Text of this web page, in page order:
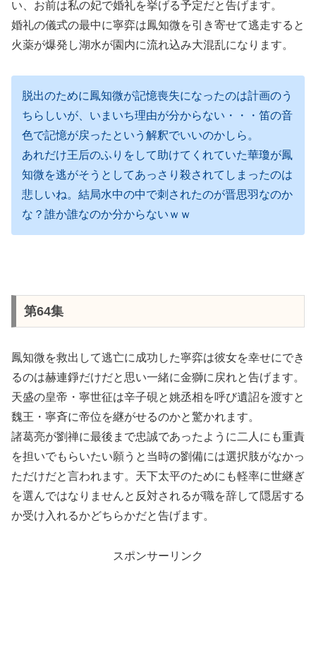
い、お前は私の妃で婚礼を挙げる予定だと告げます。
婚礼の儀式の最中に寧弈は鳳知微を引き寄せて逃走すると
火薬が爆発し湖水が園内に流れ込み大混乱になります。
脱出のために鳳知微が記憶喪失になったのは計画のう
ちらしいが、いまいち理由が分からない・・・笛の音
色で記憶が戻ったという解釈でいいのかしら。
あれだけ王后のふりをして助けてくれていた華瓊が鳳
知微を逃がそうとしてあっさり殺されてしまったのは
悲しいね。結局水中の中で刺されたのが晋思羽なのか
な？誰か誰なのか分からないｗｗ
第64集
鳳知微を救出して逃亡に成功した寧弈は彼女を幸せにでき
るのは赫連錚だけだと思い一緒に金獅に戻れと告げます。
天盛の皇帝・寧世征は辛子硯と姚丞相を呼び遺詔を渡すと
魏王・寧斉に帝位を継がせるのかと驚かれます。
諸葛亮が劉禅に最後まで忠誠であったように二人にも重責
を担いでもらいたい願うと当時の劉備には選択肢がなかっ
ただけだと言われます。天下太平のためにも軽率に世継ぎ
を選んではなりませんと反対されるが職を辞して隠居する
か受け入れるかどちらかだと告げます。
スポンサーリンク